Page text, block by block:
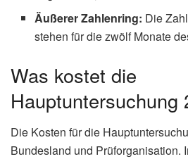
Äußerer Zahlenring: Die
stehen für die zwölf Monate
Was kostet die
Hauptuntersuchung
Die Kosten für die
Bundesland und Prüforganisation.